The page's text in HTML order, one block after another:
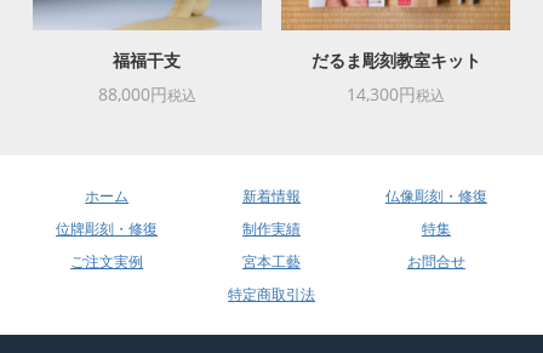
福福干支
88,000円税込
だるま彫刻教室キット
14,300円税込
ホーム 新着情報
仏像彫刻・修復
位牌彫刻・修復
制作実績
特集
ご注文実例
宮本工藝
お問合せ
特定商取引法